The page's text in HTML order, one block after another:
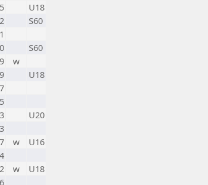
U18
S60
S60
w
U18
U20
w
U16
w
U18